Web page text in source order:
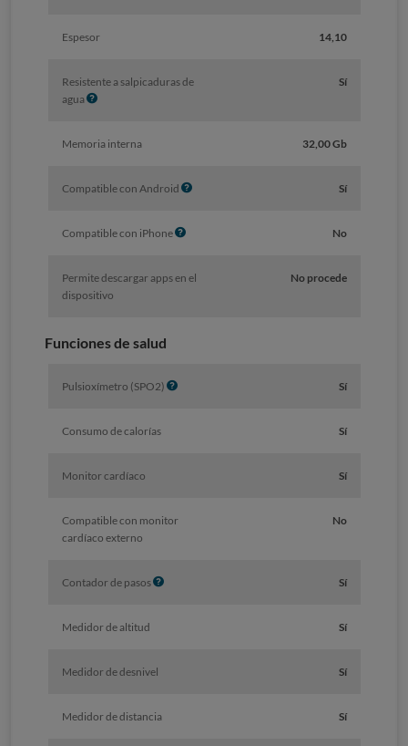
Espesor 14,10
Resistente a salpicaduras de
agua I
o
Sí
Memoria interna 32,00 Gb
Compatible con Android I
o
Sí
Compatible con iPhoneI
o
No
Permite descargar apps en el
dispositivo
No procede
Funciones de salud
Pulsioxímetro (SPO2) I
Sí
Consumo de calorías Sí
Monitor cardíaco Sí
Compatible con monitor
cardíaco externo
No
Contador de pasosI
Sí
Medidor de altitud Sí
Medidor de desnivel Sí
Medidor de distancia Sí